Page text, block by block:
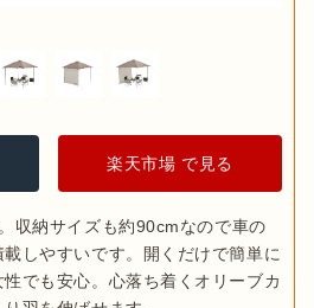
楽天市場 で見る
収納サイズも約90cmなので車の
しやすいです。開くだけで簡単に
でも安心。心落ち着くオリーブカ